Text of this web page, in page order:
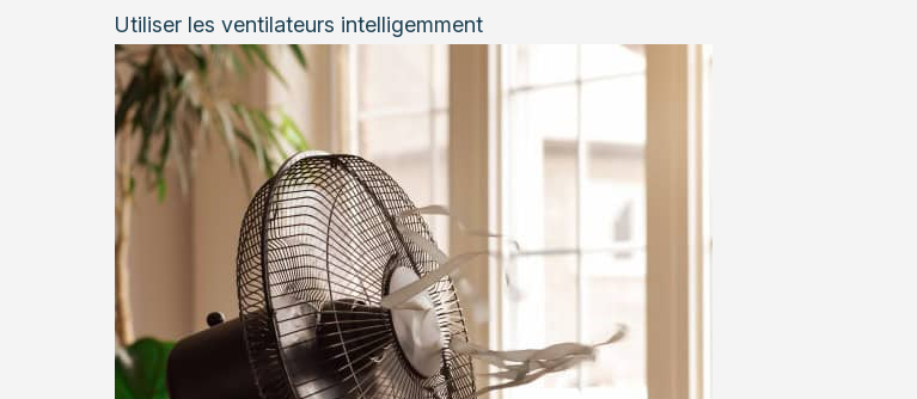
Utiliser les ventilateurs intelligemment